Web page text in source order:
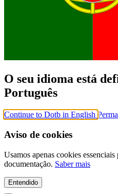
O seu idioma está
Português
Continue to Dotb in English
Aviso de cookies
Usamos apenas cookies
documentação. Saber mais
Entendido